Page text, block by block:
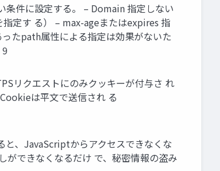
条件に設定する。 – Domain 指定しない
定す る） – max-ageまたはexpires 指
たpath属性による指定は効果がないた
リクエストにのみクッキーが付与さ れ
は平文で送信され る
、JavaScriptからアクセスできなくな
できなくなるだけ で、秘密情報の盗み